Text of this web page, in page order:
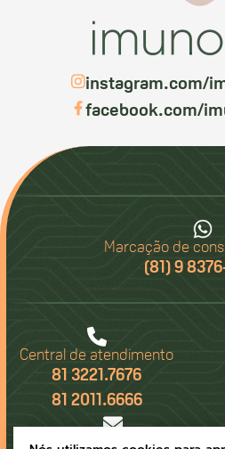
instagram.com/
facebook.com/
Marcação de
(81) 9
Central de atendimento
81 3221.7676
81 2011.6666